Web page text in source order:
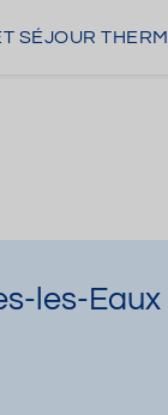
SÉJOUR
les-Eaux